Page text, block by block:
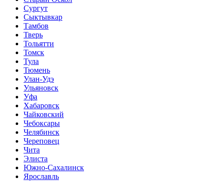
Сургут
Сыктывкар
Тамбов
Тверь
Тольятти
Томск
Тула
Тюмень
Улан-Удэ
Ульяновск
Уфа
Хабаровск
Чайковский
Чебоксары
Челябинск
Череповец
Чита
Элиста
Южно-Сахалинск
Ярославль